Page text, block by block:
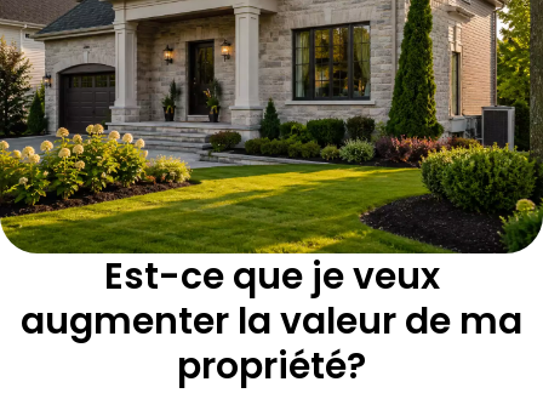
Est-ce que je veux
augmenter la valeur de ma
propriété?